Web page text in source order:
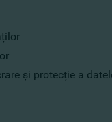
și protecție a